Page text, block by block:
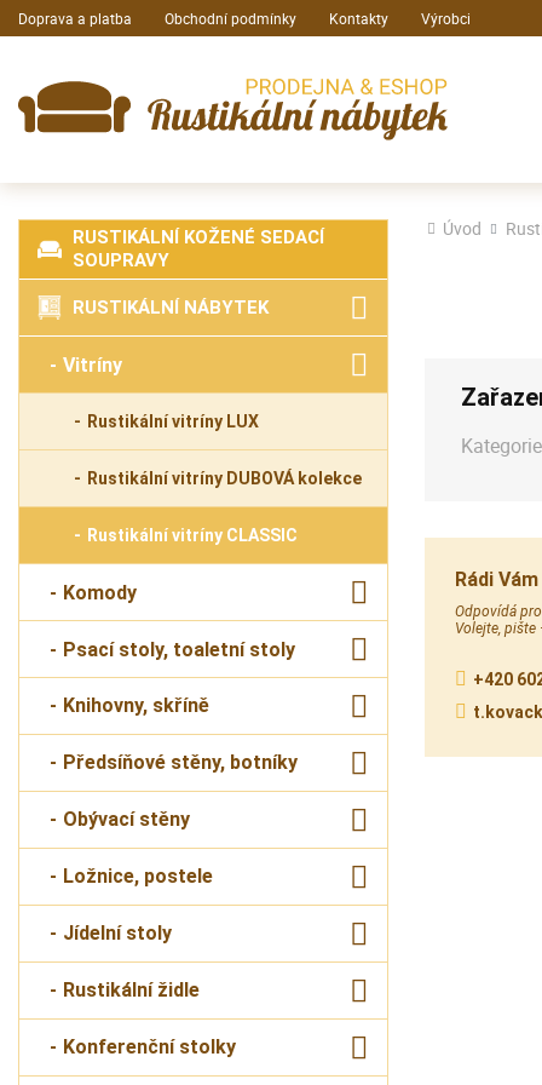
Doprava a platba Obchodní podmínky Kontakty Výrobci
RUSTIKÁLNÍ KOŽENÉ SEDACÍ
SOUPRAVY
RUSTIKÁLNÍ NÁBYTEK
Vitríny
Rustikální vitríny LUX
Rustikální vitríny DUBOVÁ kolekce
Rustikální vitríny CLASSIC
Komody
Psací stoly, toaletní stoly
Knihovny, skříně
Předsíňové stěny, botníky
Obývací stěny
Ložnice, postele
Jídelní stoly
Rustikální židle
Konferenční stolky
Úvod
Rádi
Odpovídá
Volejte, pište
+420